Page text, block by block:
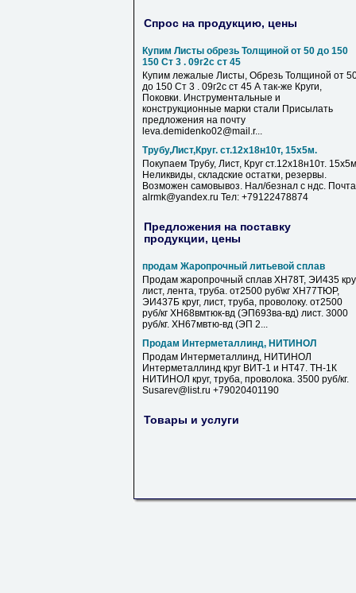
Спрос на продукцию, цены
Купим Листы обрезь Толщиной от 50 до 150
150 Ст 3 . 09г2с ст 45
Купим лежалые Листы, Обрезь Толщиной от
до 150 Ст 3 . 09г2с ст 45 А так-же Круги,
Поковки. Инструментальные и
конструкционные марки стали Присылать
предложения на почту
leva.demidenko02@mail.r...
Трубу,Лист,Круг. ст.12х18н10т, 15х5м.
Покупаем Трубу, Лист, Круг ст.12х18н10т.
Неликвиды, складские остатки, резервы.
Возможен самовывоз. Нал/безнал с ндс.
alrmk@yandex.ru Тел: +79122478874
Предложения на поставку
продукции, цены
продам Жаропрочный литьевой сплав
Продам жаропрочный сплав ХН78Т, ЭИ435
лист, лента, труба. от2500 руб\кг ХН77ТЮР,
ЭИ437Б круг, лист, труба, проволоку. от2500
руб/кг ХН68вмтюк-вд (ЭП693ва-вд) лист. 3000
руб/кг. ХН67мвтю-вд (ЭП 2...
Продам Интерметаллинд, НИТИНОЛ
Продам Интерметаллинд, НИТИНОЛ
Интерметаллинд круг ВИТ-1 и НТ47. ТН-1К
НИТИНОЛ круг, труба, проволока. 3500 руб/кг.
Susarev@list.ru +79020401190
Товары и услуги